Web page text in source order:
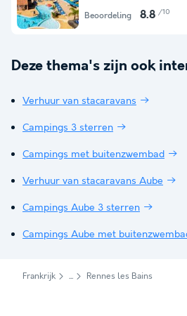
Beoordeling 8.8 /10
Deze thema's zijn ook
Verhuur van stacaravans
Campings 3 sterren
Campings met buitenzwembad
Verhuur van stacaravans Aube
Campings Aube 3 sterren
Campings Aube met
Frankrijk Rennes les Bains